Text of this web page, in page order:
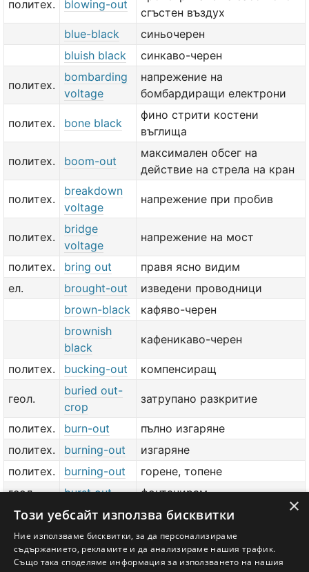
политех. blowing-out
сгъстен въздух
blue-black
синьочерен
bluish black
синкаво-черен
политех.
bombarding
voltage
напрежение на
бомбардиращи електрони
политех. bone black
фино стрити костени
въглища
политех. boom-out
максимален обсег на
действие на стрела на кран
политех.
breakdown
voltage
напрежение при пробив
политех.
bridge
voltage
напрежение на мост
политех. bring out
правя ясно видим
ел.
brought-out
изведени проводници
brown-black
кафяво-черен
brownish
black
кафеникаво-черен
политех. bucking-out компенсиращ
геол.
buried out-
crop
затрупано разкритие
политех. burn-out
пълно изгаряне
политех.
burning-out
изгаряне
политех.
burning-out
горене, топене
геол.
burst out
фонтанирам
calling out
извикване
изключвам с помощта на
гърбичен механизъм
×
Този уебсайт използва бисквитки
Ние използваме бисквитки, за да персонализираме
съдържанието, рекламите и да анализираме нашия трафик.
Също така споделяме информация за използването на нашия